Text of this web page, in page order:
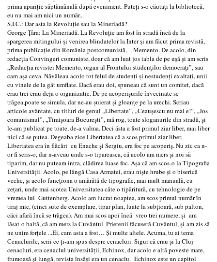
prima apariţie săptămânală după eveniment. Puteţi s-o căutaţi la bibliotecă,
eu nu mai am nici un număr...
S.I.C.: Dar asta la Revoluţie sau la Mineriadă?
George Ţâra: La Mineriadă. La Revoluţie am fost în stradă încă de la
spargerea mitingului şi venirea blindatelor la Inter şi am făcut prima revistă,
prima publicaţie din România postcomunistă, – Memento. De acolo, din
redacţia Convingeri comuniste, doar că am luat jos tabla de pe uşă şi am scris
„Redacţia revistei Memento, organ al Frontului studenţilor democraţi”, sau
cam aşa ceva. Năvăleau acolo tot felul de studenţi şi nestudenţi exaltaţi, unii
cu vinele de la gât umflate. Dacă erau doi, spuneau că sunt un comitet, dacă
erau trei erau deja o organizatie. De pe acoperişurile învecinate se
trăgea,poate se simula, dar ne-au şuierat şi gloanţe pe la urechi. Scriau
articole avântate, cu titluri de genul „Libertate”, „Ceauşescu nu mai e!”, „Jos
comunismul”, „Timişoara Bucureşti”, mă rog, toate sloganurile din stradă, şi
le-am publicat pe toate, de-a valma. Deci ăsta a fost primul ziar liber, mai liber
nici că se putea. Degeaba zice Libertatea că a scos primul ziar liber.
Libertatea era în flăcări cu Enache şi Sergiu, era foc pe acoperiş. Nu zic ca n-
or fi scris-o, dar n-aveau unde s-o tipareasca, că acolo am mers şi noi să
tiparim, dar nu puteam intra, clădirea luase foc. Așa că am scos-o la Tipografia
Universităţii. Acolo, pe lângă Casa Armatei, erau nişte hrube şi o biserică
veche, şi acolo funcţiona o amărâtă de tipografie, mai mult manuală, cu
zeţari, unde mai scotea Universitatea câte o tipăritură, cu tehnologie de pe
vremea lui Guttenberg. Acolo am lucrat noaptea, am scos primul număr în
tiraj mic, (cinci sute de exemplare, tipar plan, luate la subţioară, sub palton,
căci afară încă se trăgea). Am mai scos apoi încă vreo trei numere, şi am
lăsat-o baltă, că am mers la Cuvântul. Prietenii făcuseră Cuvântul, şi-am zis să
ne unim forţele ...Ei, cam asta a fost… Şi multe altele. Acuma, tu ai tema
Cenaclurile, scrii ce ţi-am spus despre cenacluri. Sigur că erau şi la Cluj
cenacluri, era cenaclul universităţii, Echinox, dar acolo e altă poveste mare,
frumoasă şi lungă, revista însăşi era un cenaclu. Echinox este un capitol